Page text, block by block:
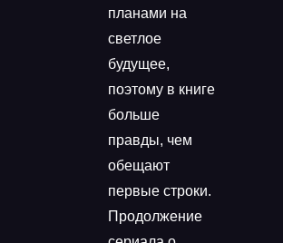
планами на
светлое
будущее,
поэтому в книге
больше
правды, чем
обещают
первые строки.
Продолжение